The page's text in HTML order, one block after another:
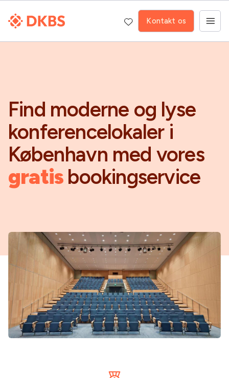
Kontakt os
Find moderne og lyse
konferencelokaler i
København med vores
gratis bookingservice